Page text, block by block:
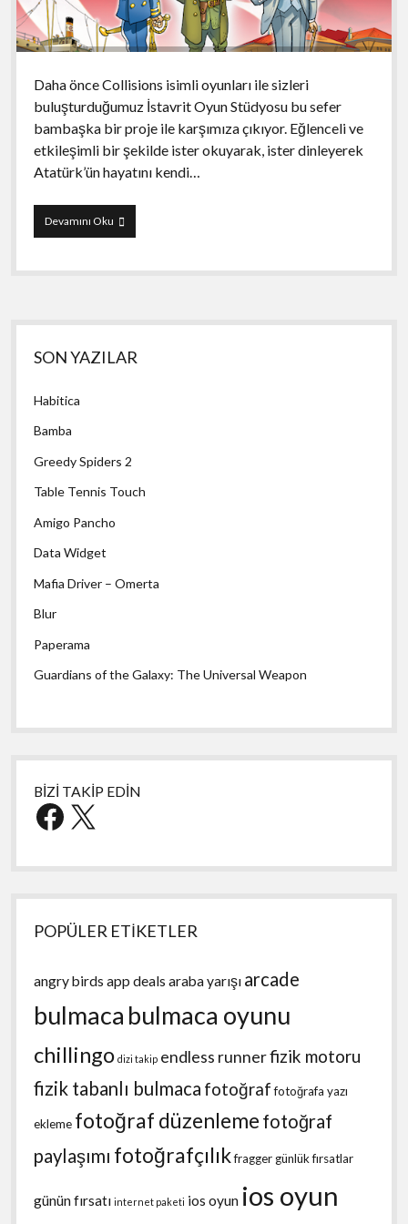
Daha önce Collisions isimli oyunları ile sizleri
buluşturduğumuz İstavrit Oyun Stüdyosu bu sefer
bambaşka bir proje ile karşımıza çıkıyor. Eğlenceli ve
etkileşimli bir şekilde ister okuyarak, ister dinleyerek
Atatürk’ün hayatını kendi…
Devamını OkuBen
Atatürk
Yan
Menü
SON YAZILAR
Habitica
Bamba
Greedy Spiders 2
Table Tennis Touch
Amigo Pancho
Data Widget
Mafia Driver – Omerta
Blur
Paperama
Guardians of the Galaxy: The Universal Weapon
BİZİ TAKİP EDİN
Facebook
X
POPÜLER ETİKETLER
angry birds app deals araba yarışı arcade
bulmaca bulmaca oyunu
chillingo dizi takip endless runnerfizik motoru
fizik tabanlı bulmaca fotoğraf fotoğrafa yazı
ekleme fotoğraf düzenleme fotoğraf
paylaşımı fotoğrafçılıkfraggergünlük fırsatlar
günün fırsatı internet paketi ios oyun ios oyun